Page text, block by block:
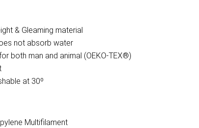
& Gleaming material
not absorb water
both man and animal (OEKO-TEX®)
at 30º
Multifilament